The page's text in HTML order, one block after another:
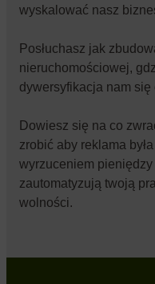
wyskalować nasz
Posłuchasz jak
nieruchomościowej,
dywersyfikacja nam się
Dowiesz się na co
zrobić aby reklama
wyrzuceniem pieniędzy
zautomatyzują twoją
wolności.